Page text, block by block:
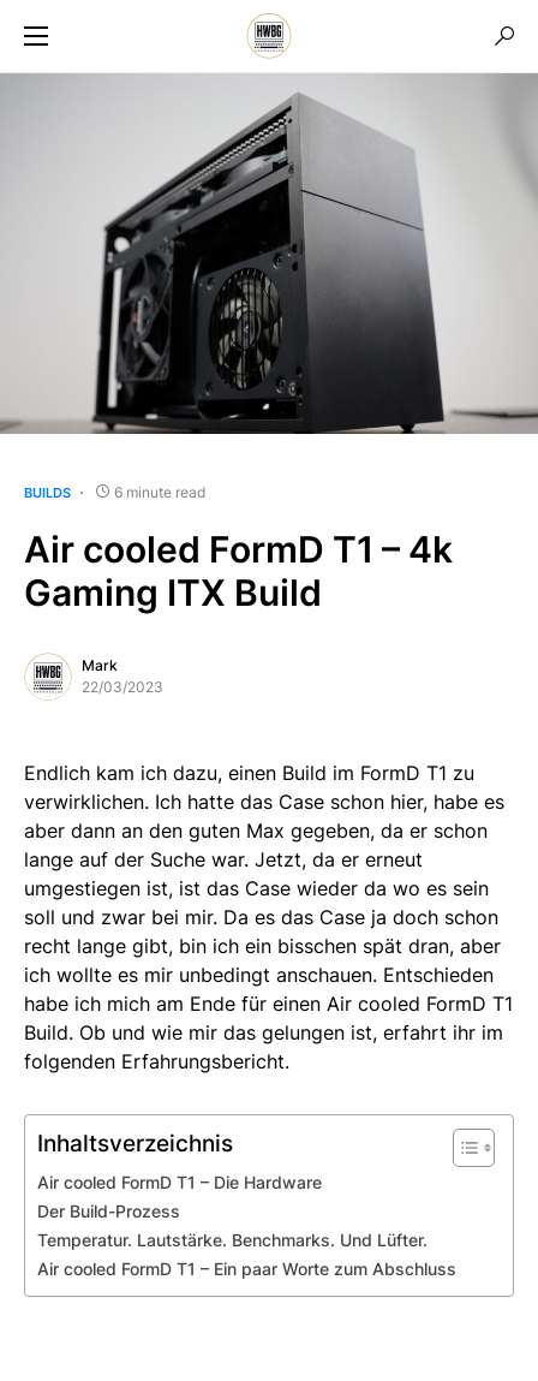
BUILDS 6 minute read
Air cooled FormD T1 – 4k
Gaming ITX Build
Mark
22/03/2023
Endlich kam ich dazu, einen Build im FormD T1 zu
verwirklichen. Ich hatte das Case schon hier, habe es
aber dann an den guten Max gegeben, da er schon
lange auf der Suche war. Jetzt, da er erneut
umgestiegen ist, ist das Case wieder da wo es sein
soll und zwar bei mir. Da es das Case ja doch schon
recht lange gibt, bin ich ein bisschen spät dran, aber
ich wollte es mir unbedingt anschauen. Entschieden
habe ich mich am Ende für einen Air cooled FormD T1
Build. Ob und wie mir das gelungen ist, erfahrt ihr im
folgenden Erfahrungsbericht.
Inhaltsverzeichnis
Air cooled FormD T1 – Die Hardware
Der Build-Prozess
Temperatur. Lautstärke. Benchmarks. Und Lüfter.
Air cooled FormD T1 – Ein paar Worte zum Abschluss